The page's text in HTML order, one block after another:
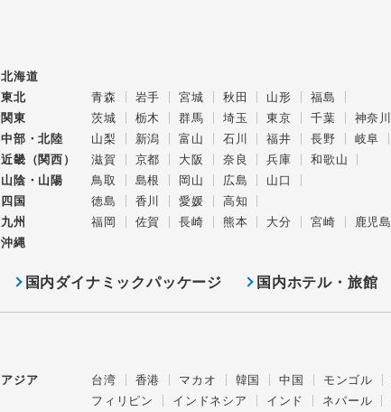
北海道
東北
青森 岩手 宮城 秋田 山形
福島
関東
茨城 栃木 群馬 埼玉 東京 千葉
神奈川
中部・北陸
山梨 新潟 富山 石川 福井 長野 岐阜
近畿（関西）
滋賀 京都 大阪 奈良 兵庫
和歌山
山陰・山陽
鳥取 島根 岡山 広島
山口
四国
徳島 香川 愛媛
高知
九州
福岡 佐賀 長崎 熊本 大分 宮崎
鹿児島
沖縄
国内ダイナミックパッケージ 国内ホテル・旅館
アジア 台湾 香港 マカオ 韓国 中国 モンゴル
フィリピン
インドネシア インド ネパール